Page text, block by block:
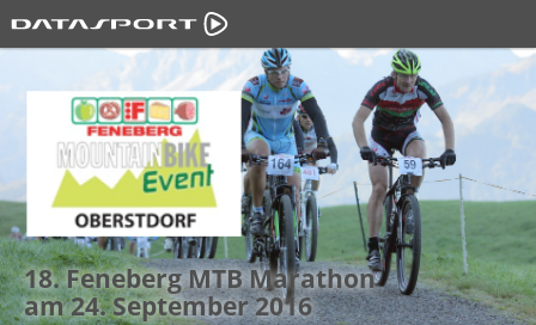
18. Feneberg MTB Marathon
am 24. September 2016